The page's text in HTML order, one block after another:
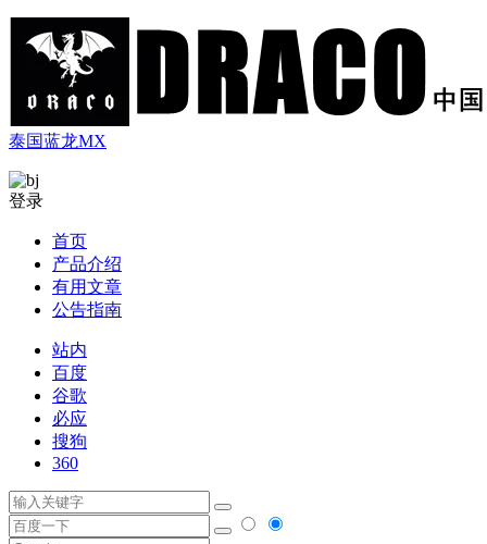
泰国蓝龙MX
登录
首页
产品介绍
有用文章
公告指南
站内
百度
谷歌
必应
搜狗
360